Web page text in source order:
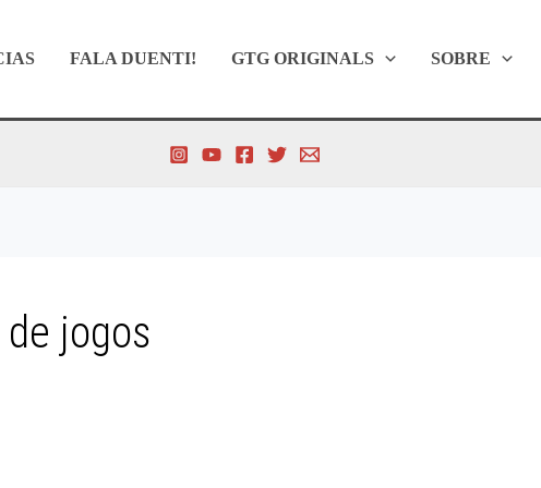
FALA DUENTI! GTG ORIGINALS SOBRE
jogos